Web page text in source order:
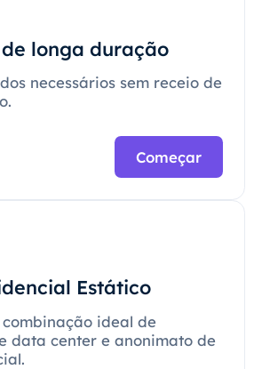
longa duração
necessários sem receio de
Começar
Estático
ideal de
data center e anonimato de